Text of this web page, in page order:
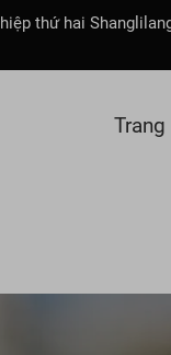
thứ hai
Trang